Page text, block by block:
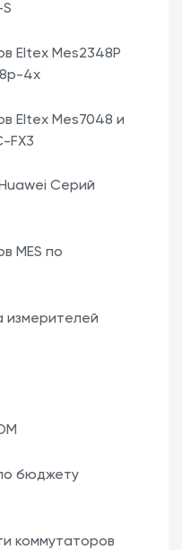
Eltex Mes2348P
4x
Eltex Mes7048 и
FX3
Серий
MES по
измерителей
бюджету
коммутаторов